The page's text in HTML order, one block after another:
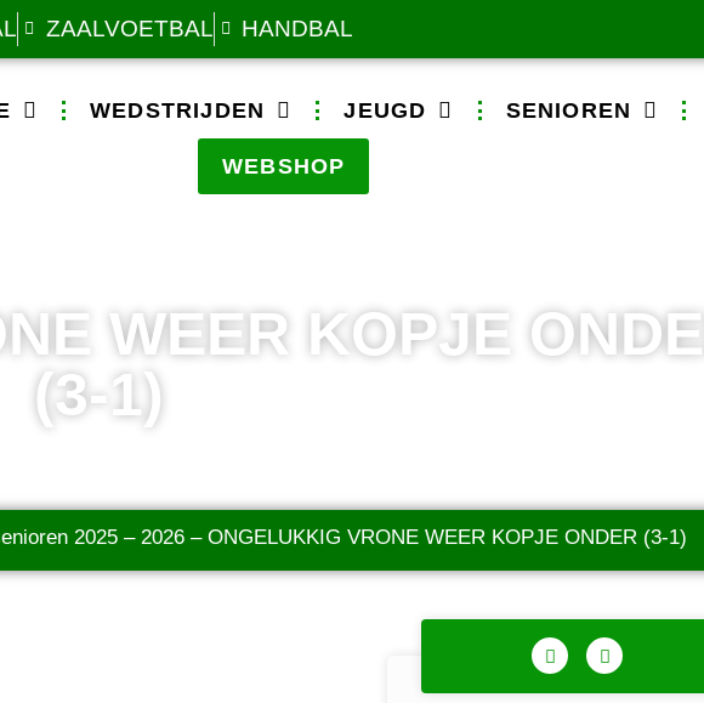
ZAALVOETBAL HANDBAL
WEDSTRIJDEN JEUGD SENIOREN
WEBSHOP
WEER KOPJE
(3-1)
2025 – 2026 – ONGELUKKIG VRONE WEER KOPJE ONDER (3-1)